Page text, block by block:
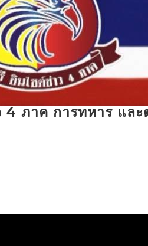
ภาค การทหาร และ